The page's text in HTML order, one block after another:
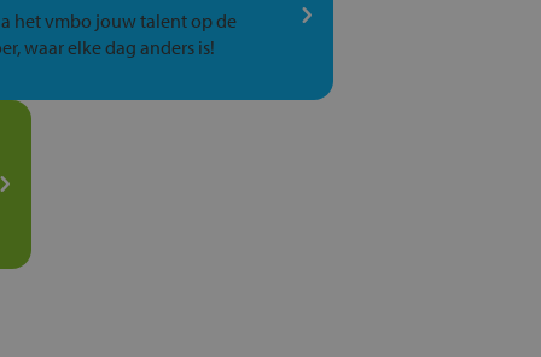
het vmbo jouw talent op de
waar elke dag anders is!